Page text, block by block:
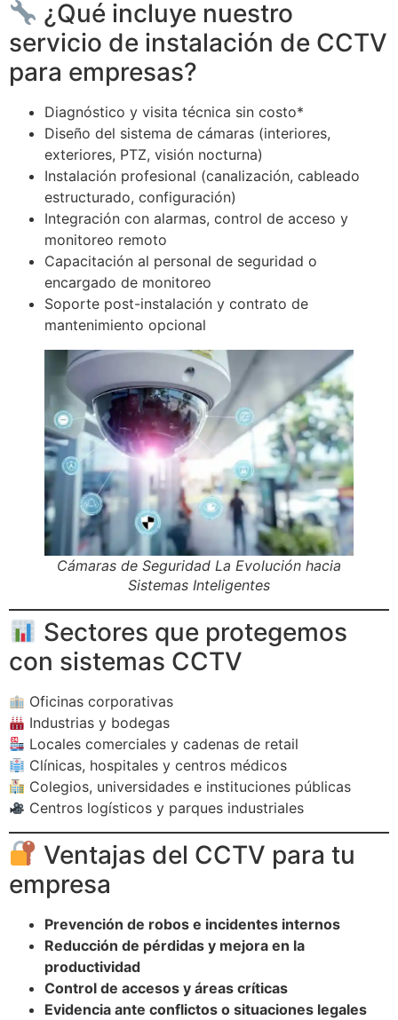
¿Qué incluye nuestro
servicio de instalación de CCTV
para empresas?
Diagnóstico y visita técnica sin costo*
Diseño del sistema de cámaras (interiores,
exteriores, PTZ, visión nocturna)
Instalación profesional (canalización, cableado
estructurado, configuración)
Integración con alarmas, control de acceso y
monitoreo remoto
Capacitación al personal de seguridad o
encargado de monitoreo
Soporte post-instalación y contrato de
mantenimiento opcional
Cámaras de Seguridad La Evolución hacia
Sistemas Inteligentes
Sectores que protegemos
con sistemas CCTV
Oficinas corporativas
Industrias y bodegas
Locales comerciales y cadenas de retail
Clínicas, hospitales y centros médicos
Colegios, universidades e instituciones públicas
Centros logísticos y parques industriales
Ventajas del CCTV para tu
empresa
Prevención de robos e incidentes internos
Reducción de pérdidas y mejora en la
productividad
Control de accesos y áreas críticas
Evidencia ante conflictos o situaciones legales